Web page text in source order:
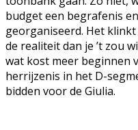
budget een begrafenis
georganiseerd. Het
de realiteit dan je ’t zou
wat kost meer beginnen
herrijzenis in het D-
bidden voor de Giulia.